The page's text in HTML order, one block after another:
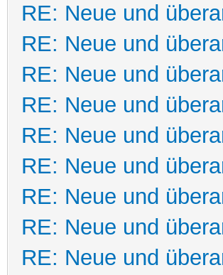
RE: Neue und
RE: Neue und
RE: Neue und
RE: Neue und
RE: Neue und
RE: Neue und
RE: Neue und
RE: Neue und
RE: Neue und